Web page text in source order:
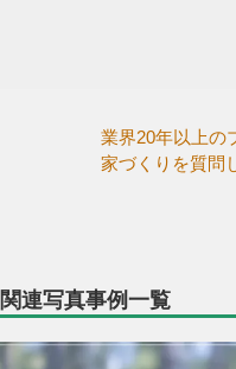
業界20年以上の
家づくりを質問
関連写真事例一覧